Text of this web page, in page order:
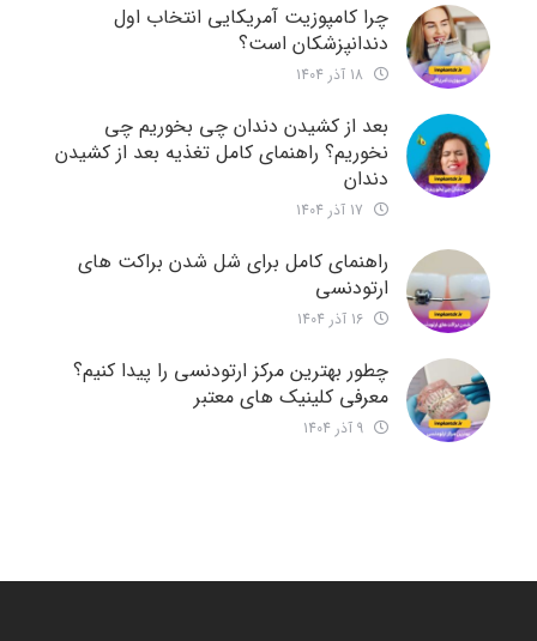
چرا کامپوزیت آمریکایی انتخاب اول
دندانپزشکان است؟
بعد از کشیدن دندان چی بخوریم چی
نخوریم؟ راهنمای کامل تغذیه بعد از کشیدن
دندان
راهنمای کامل برای شل شدن براکت های
ارتودنسی
چطور بهترین مرکز ارتودنسی را پیدا کنیم؟
معرفی کلینیک های معتبر